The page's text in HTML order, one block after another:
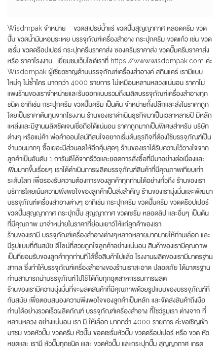
Wisdmpak จำหน่าย ขวดสเปรย์น้ำแร่ ขวดปั๊มสุญญากาศ หลอดครีม ขวด
ปั๊ม ขวดน้ำมันหอมระเหย บรรจุภัณฑ์เครื่องสำอาง กระปุกครีม ขวดแก้ว เช่น ขวด
เซรั่ม ขวดดร๊อปเปอร์ กระปุกครีมราคาส่ง ซองครีมราคาส่ง ขวดปั๊มครีมราคาส่ง
หรือ ราคาโรงงาน….เยี่ยมชมเว็บไซต์เราที่ https://www.wisdompak.com ค่ะ
Wisdompak ผู้เชี่ยวชาญด้านบรรจุภัณฑ์เครื่องสำอางค์ สกินแคร์ เรามีแบบ
ใหม่ๆ ไม่ซ้ำใคร มากกว่า 4000 รายการ ไม่เหมือนหลานหลวงแน่นอน ราคาไม่
แพงร้านของเราจำหน่ายและรับออกแบบรวมถึงผลิตบรรจุภัณฑ์เครื่องสำอางทุก
ชนิด อาทิเช่น กระปุกครีม ขวดปั๊มครีม เป็นต้น จำหน่ายทั้งปลีกและส่งในราคาถูก
โดยเป็นราคาต้นทุนจากโรงงาน ร้านของเราดำเนินธุรกิจมาเป็นเวลาหลายปี มีหลัก
แหล่งและมีฐานผลิตชัดเจนเชื่อถือได้แน่นอน ราคาถูกมากเป็นพิเศษสำหรับ บริษัท
ต่างๆ หรือแม่ค้า พ่อค้าออนไลน์ที่สนใจอยากเริ่มต้นธุรกิจที่ต้องใช้บรรจุภัณฑ์เป็น
จำนวนมากๆ ซื้อเยอะมีส่วนลดให้อีกคุ้มสุดๆ ร้านของเราได้รับความไว้วางใจจาก
ลูกค้าเป็นอันดับ 1 การันตีได้จากรีวิวและยอดการสั่งซื้อที่มีมาอย่างต่อเนื่องและ
เพิ่มมากขึ้นเรื่อยๆ เราได้ดำเนินการผลิตบรรจุภัณฑ์สินค้าที่มีคุณภาพเทียบเท่า
ระดับโลก เพื่อรองรับความต้องการของลูกค้าทุกท่านได้อย่างทั่วถึง ร้านของเรา
บริการโดยเน้นความพึงพอใจของลูกค้าเป็นสิ่งสำคัญ ร้านของเรามุ่งมั่นและพัฒนา
บรรจุภัณฑ์เครื่องสำอางต่างๆ อาทิเช่น กระปุกครีม ขวดปั๊มครีม ขวดดร๊อปเปอร์
ขวดปั๊มสุญญากาศ กระปุกปั๊ม สุญญากาศ ขวดเซรั่ม หลอดลิป และอื่นๆ เป็นต้น
ที่มีคุณภาพ มาจำหน่ายในราคาที่ย่อมเยาว์ให้แก่ลูกค้าของเรา
ร้านของเรามี บรรจุภัณฑ์เครื่องสำอางต่างๆหลากหลายมากมายให้ท่านเลือก และ
มีรูปแบบที่ทันสมัย ดีไซน์ที่สวยถูกใจลูกค้าอย่างแน่นอน สินค้าของเรามีคุณภาพ
เป็นที่ยอมรับของลูกค้าทุกท่านที่ได้ซื้อสินค้าไปแล้ว โรงงานผลิตของเรามีมาตรฐาน
สากล ซึ่งทำให้บรรจุภัณฑ์เครื่องสำอางของร้านเราสะอาด ปลอดภัย ได้มาตรฐาน
ท่านสามารถนำบรรจุภัณฑ์ไปใช้ได้กับทุกอุตสาหกรรมการผลิต
ร้านของเรามีความมุ่งมั่นที่จะผลิตสินค้าที่มีคุณภาพด้วยรูปแบบของบรรจุภัณฑ์ที่
ทันสมัย เพื่อตอบสนองความพึงพอใจของลูกค้าเป็นหลัก และจัดส่งสินค้าถึงมือ
ท่านได้อย่างรวดเร็วผลิตภัณฑ์ บรรจุภัณฑ์เครื่องสำอาง ที้โชว์รูมเรา ต่างจาก ที่
หลานหลวง อย่างแน่นอน เรา มี ให้เลือก มากกว่า 4000 รายการ ค่ะขอเชิญเข้า
มาชม ขวดหัวปั้ม ขวดครีม หัวปั๊ม ขอดเซรั่มหัวปั๊ม ขวดดร๊อปเปอร์ หรือ ขวด หัว
หยดและ เรามี หัวปั๊มทุกชนิด เและ ขวดหัวปั๊ม และกระปุกปั๊ม สุญญากาศ เกรด